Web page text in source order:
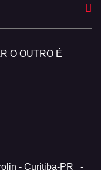
O OUTRO É
- Curitiba-PR
-